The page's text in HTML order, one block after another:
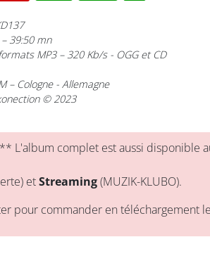
39:50 mn
MP3 – 320 Kb/s - OGG et CD
– Cologne - Allemagne
© 2023
** L'album complet est aussi disponible
etStreaming(MUZIK-KLUBO).
pour commander en téléchargement